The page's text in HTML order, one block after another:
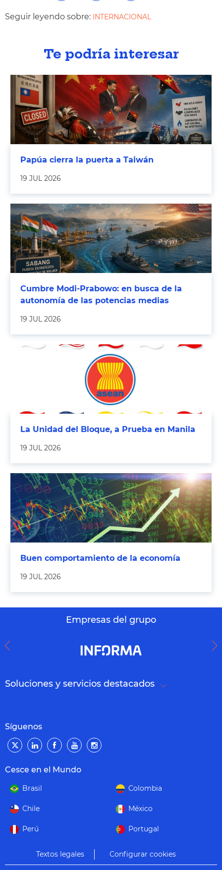
Seguir leyendo sobre: INTERNACIONAL
Te podría interesar
Papúa cierra la puerta a Taiwán
19 JUL 2026
Cumbre Modi-Prabowo: en busca de la
autonomía de las potencias medias
19 JUL 2026
La Unidad del Bloque, a Prueba en Manila
19 JUL 2026
Buen comportamiento de la economía
19 JUL 2026
Empresas del grupo
Soluciones y servicios destacados
Síguenos
Cesce en el Mundo
Brasil Colombia
Chile México
Perú Portugal
Textos legales Configurar cookies